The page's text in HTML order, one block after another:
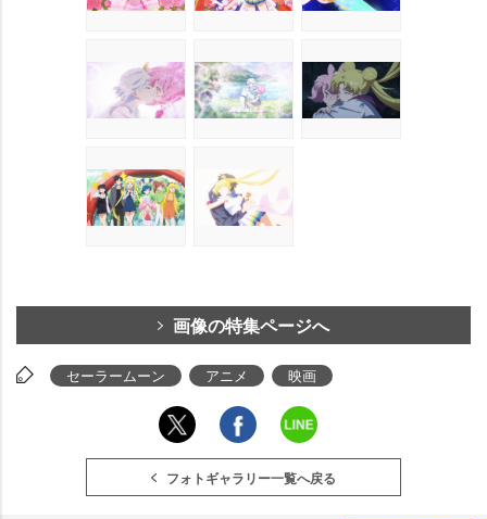
画像の特集ページへ
セーラームーン アニメ 映画
フォトギャラリー一覧へ戻る